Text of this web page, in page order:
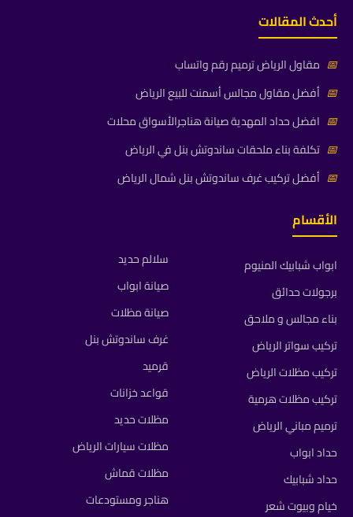
أحدث المقالات
📅 مقاول الرياض ترميم رقم واتساب
📅 أفضل مقاول مجالس أسمنت للبيع الرياض
📅 افضل حداد المهدية صيانة هناجرالأسواق محلات
📅 تكلفة بناء ملحقات ساندوتش بنل في الرياض
📅 أفضل تركيب غرف ساندوتش بنل شمال الرياض
الأقسام
ابواب شبابيك المنيوم
برجولات حدائق
بناء مجالس و ملاحق
تركيب سواتر الرياض
تركيب مظلات الرياض
تركيب مظلات هرمية
ترميم مباني الرياض
حداد ابواب
حداد شبابيك
خيام وبيوت شعر
سلالم حديد
صيانة ابواب
صيانة مظلات
غرف ساندوتش بنل
قرميد
قواعد خزانات
مظلات حديد
مظلات سيارات الرياض
مظلات قماش
هناجر ومستودعات